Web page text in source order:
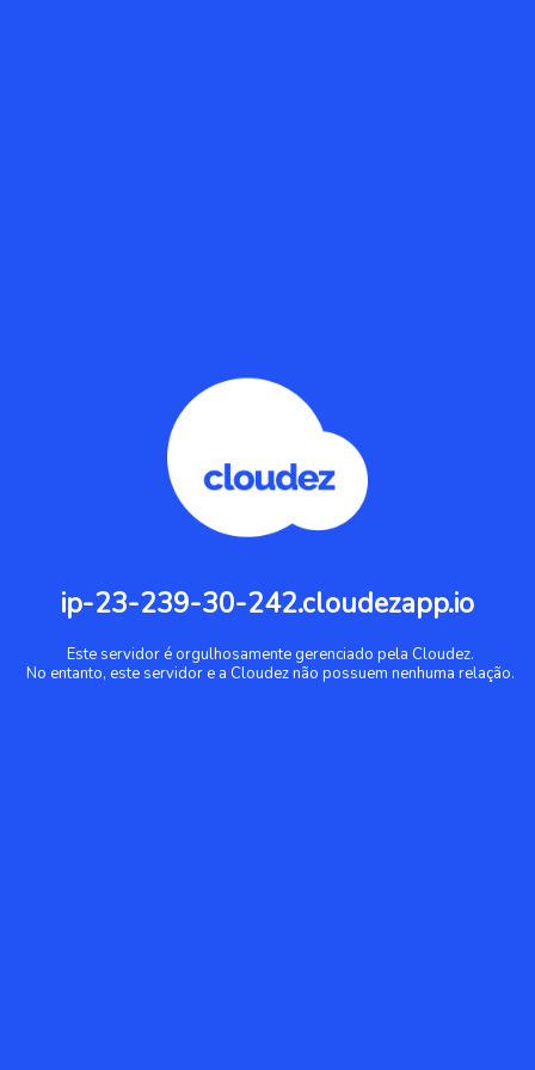
ip-23-239-30-242.cloudezapp.io
Este servidor é orgulhosamente gerenciado pela Cloudez.
No entanto, este servidor e a Cloudez não possuem nenhuma relação.